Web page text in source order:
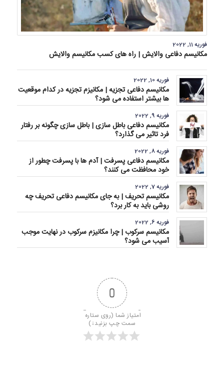
فوریه 11, 2022
مکانیسم دفاعی والایش | راه های کسب مکانیسم والایش
فوریه 10, 2022
مکانیسم دفاعی تجزیه | مکانیزم تجزیه در کدام موقعیت
ها بیشتر استفاده می شود؟
فوریه 9, 2022
مکانیسم دفاعی باطل سازی | باطل سازی چگونه بر رفتار
فرد تاثیر می گذارد؟
فوریه 8, 2022
مکانیسم دفاعی پسرفت | آدم ها با پسرفت چطور از
خود محافظت می کنند؟
فوریه 7, 2022
مکانیسم تحریف | به جای مکانیسم دفاعی تحریف چه
روشی باید به کار برد؟
فوریه 6, 2022
مکانیسم سرکوب | چرا مکانیزم سرکوب در نهایت موجب
آسیب می شود؟
0
امتیاز شما (روی ستاره
سمت چپ بزنید↓)